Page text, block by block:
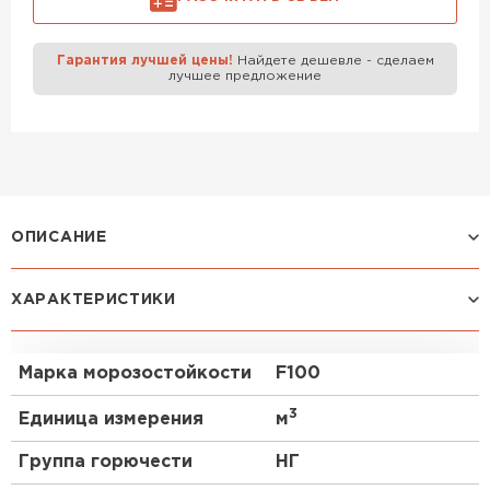
Гарантия лучшей цены! Найдете дешевле - сделаем
лучшее предложение
ОПИСАНИЕ
Применение
блоки?
Газобетонные U-блоки, такие как IstKult, идеально
оконными и дверными проемами. Эти блоки
ХАРАКТЕРИСТИКИ
Марка морозостойкости F100
Единица измерения м3
Группа горючести НГ
Газобетон Забудова